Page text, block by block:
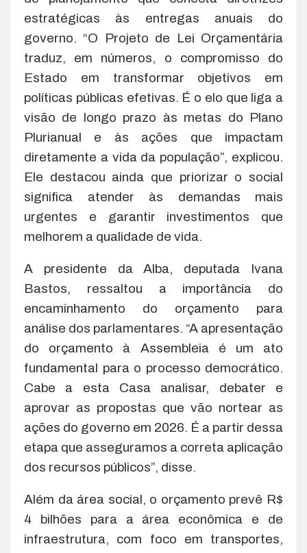
estratégicas às entregas anuais do
governo. “O Projeto de Lei Orçamentária
traduz, em números, o compromisso do
Estado em transformar objetivos em
políticas públicas efetivas. É o elo que liga a
visão de longo prazo às metas do Plano
Plurianual e às ações que impactam
diretamente a vida da população”, explicou.
Ele destacou ainda que priorizar o social
significa atender às demandas mais
urgentes e garantir investimentos que
melhorem a qualidade de vida.
A presidente da Alba, deputada Ivana
Bastos, ressaltou a importância do
encaminhamento do orçamento para
análise dos parlamentares. “A apresentação
do orçamento à Assembleia é um ato
fundamental para o processo democrático.
Cabe a esta Casa analisar, debater e
aprovar as propostas que vão nortear as
ações do governo em 2026. É a partir dessa
etapa que asseguramos a correta aplicação
dos recursos públicos”, disse.
Além da área social, o orçamento prevê R$
4 bilhões para a área econômica e de
infraestrutura, com foco em transportes,